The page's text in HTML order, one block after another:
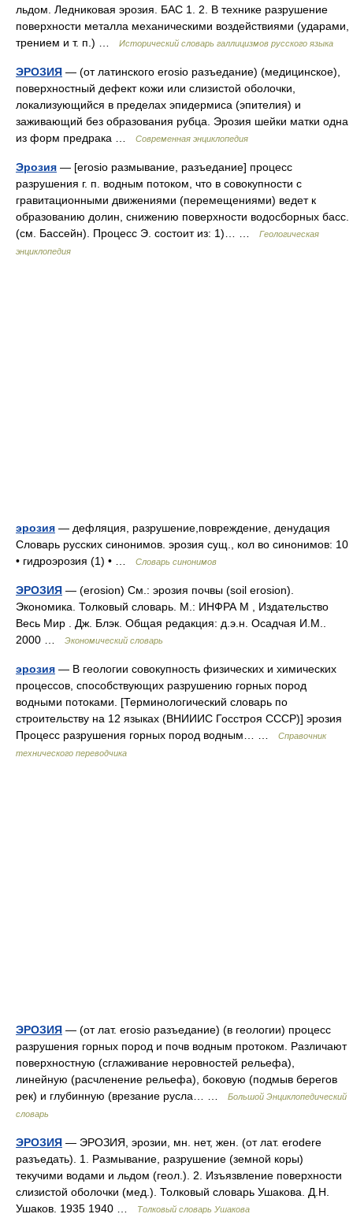
льдом. Ледниковая эрозия. БАС 1. 2. В технике разрушение
поверхности металла механическими воздействиями (ударами,
трением и т. п.) …
Исторический словарь галлицизмов русского языка
ЭРОЗИЯ — (от латинского erosio разъедание) (медицинское),
поверхностный дефект кожи или слизистой оболочки,
локализующийся в пределах эпидермиса (эпителия) и
заживающий без образования рубца. Эрозия шейки матки одна
из форм предрака …
Современная энциклопедия
Эрозия — [erosio размывание, разъедание] процесс
разрушения г. п. водным потоком, что в совокупности с
гравитационными движениями (перемещениями) ведет к
образованию долин, снижению поверхности водосборных басс.
(см. Бассейн). Процесс Э. состоит из: 1)… …
Геологическая
энциклопедия
эрозия — дефляция, разрушение,повреждение, денудация
Словарь русских синонимов. эрозия сущ., кол во синонимов: 10
• гидроэрозия (1) • …
Словарь синонимов
ЭРОЗИЯ — (erosion) См.: эрозия почвы (soil erosion).
Экономика. Толковый словарь. М.: ИНФРА М , Издательство
Весь Мир . Дж. Блэк. Общая редакция: д.э.н. Осадчая И.М..
2000 …
Экономический словарь
эрозия — В геологии совокупность физических и химических
процессов, способствующих разрушению горных пород
водными потоками. [Терминологический словарь по
строительству на 12 языках (ВНИИИС Госстроя СССР)] эрозия
Процесс разрушения горных пород водным… …
Справочник
технического переводчика
ЭРОЗИЯ — (от лат. erosio разъедание) (в геологии) процесс
разрушения горных пород и почв водным протоком. Различают
поверхностную (сглаживание неровностей рельефа),
линейную (расчленение рельефа), боковую (подмыв берегов
рек) и глубинную (врезание русла… …
Большой Энциклопедический
словарь
ЭРОЗИЯ — ЭРОЗИЯ, эрозии, мн. нет, жен. (от лат. erodere
разъедать). 1. Размывание, разрушение (земной коры)
текучими водами и льдом (геол.). 2. Изъязвление поверхности
слизистой оболочки (мед.). Толковый словарь Ушакова. Д.Н.
Ушаков. 1935 1940 …
Толковый словарь Ушакова